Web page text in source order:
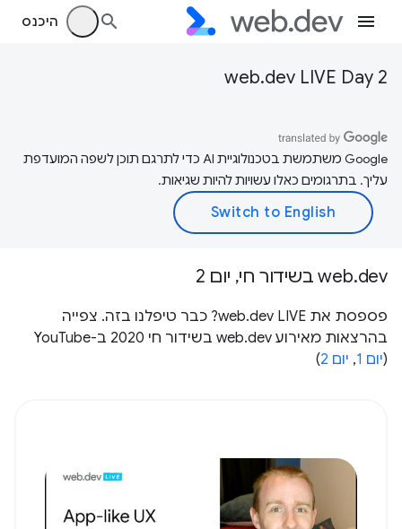
היכנס
web.dev LIVE Day 2
‫Google משתמשת בטכנולוגיית AI כדי לתרגם תוכן לשפה המועדפת
עליך. בתרגומים כאלו עשויות להיות שגיאות.
web.dev בשידור חי, יום 2
פספסת את web.dev LIVE? כבר טיפלנו בזה. צפייה
בהרצאות מאירוע web.dev בשידור חי 2020 ב-YouTube
(יום 1 , יום 2 )